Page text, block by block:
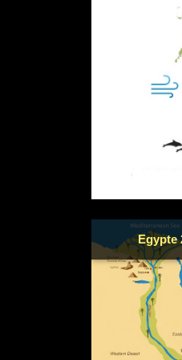
Egypte